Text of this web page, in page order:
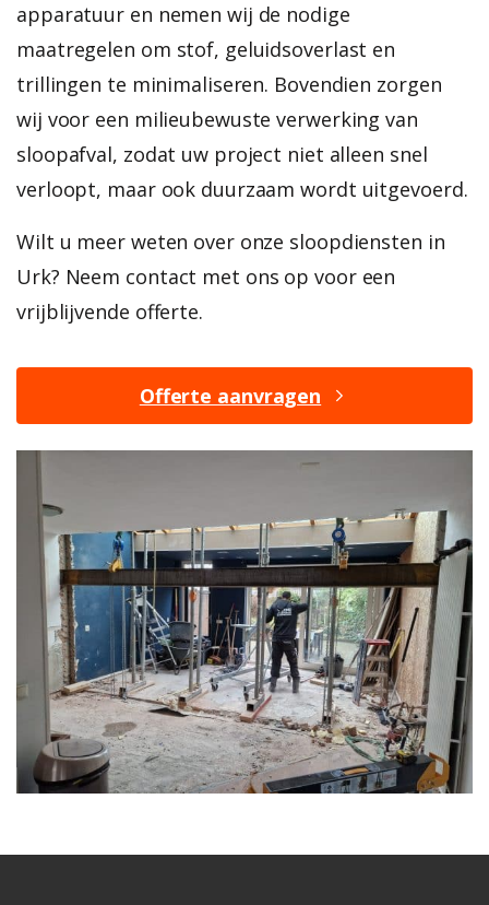
apparatuur en nemen wij de nodige
maatregelen om stof, geluidsoverlast en
trillingen te minimaliseren. Bovendien zorgen
wij voor een milieubewuste verwerking van
sloopafval, zodat uw project niet alleen snel
verloopt, maar ook duurzaam wordt uitgevoerd.
Wilt u meer weten over onze sloopdiensten in
Urk? Neem contact met ons op voor een
vrijblijvende offerte.
Offerte aanvragen